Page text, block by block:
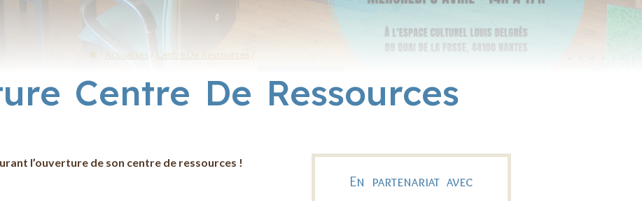
Actualités / Centre De Ressources
Centre De Ressources
l’ouverture de son centre de ressources !
En partenariat avec